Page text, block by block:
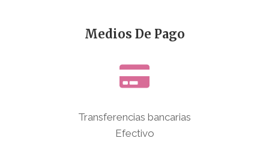
Medios De Pago
Transferencias bancarias
Efectivo